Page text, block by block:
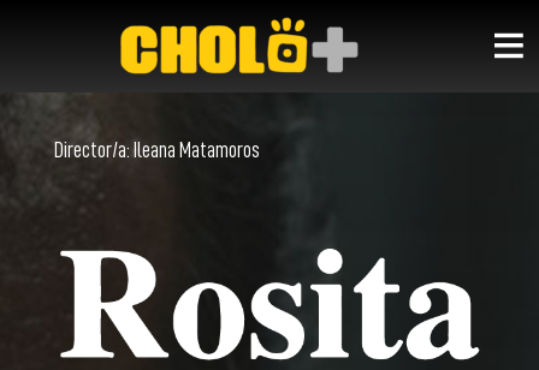
Director/a: Ileana Matamoros